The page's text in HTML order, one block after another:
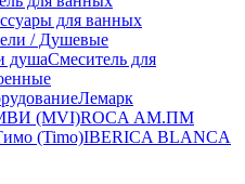
для ванных
/ Душевые
душаСмеситель для
Лемарк
(MVI)ROCA АМ.ПМ
(Timo)IBERICA BLANCA